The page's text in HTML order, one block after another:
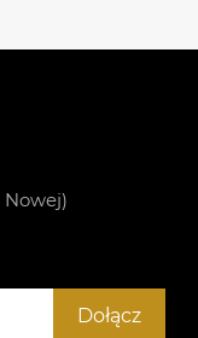
Nowej)
Dołącz